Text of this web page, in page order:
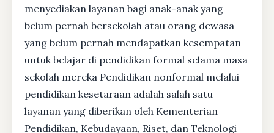
menyediakan layanan bagi anak-anak yang
belum pernah bersekolah atau orang dewasa
yang belum pernah mendapatkan kesempatan
untuk belajar di pendidikan formal selama masa
sekolah mereka Pendidikan nonformal melalui
pendidikan kesetaraan adalah salah satu
layanan yang diberikan oleh Kementerian
Pendidikan, Kebudayaan, Riset, dan Teknologi